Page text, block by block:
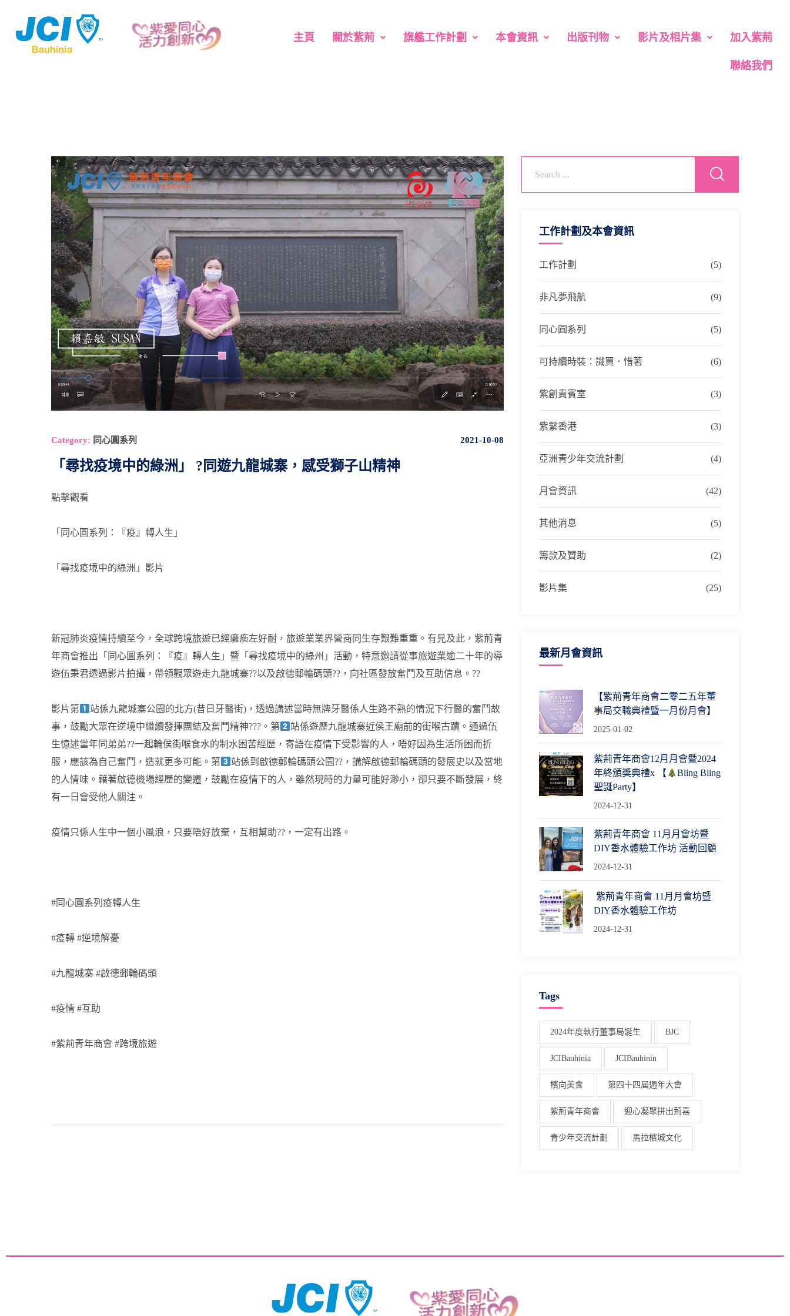
主頁 關於紫荊 旗艦工作計劃 本會資訊 出版刊物 影片及相片集 加入紫荊
聯絡我們
Category: 同心圓系列 2021-10-08
「尋找疫境中的綠洲」 ?同遊九龍城寨，感受獅子山精神
點擊觀看
「同心圓系列：『疫』轉人生」
「尋找疫境中的綠洲」影片
新冠肺炎疫情持續至今，全球跨境旅遊已經癱瘓左好耐，旅遊業業界營商同生存艱難重重。有見及此，紫荊青
年商會推出「同心圓系列：『疫』轉人生」暨「尋找疫境中的綠州」活動，特意邀請從事旅遊業逾二十年的導
遊伍秉君透過影片拍攝，帶領觀眾遊走九龍城寨??以及啟德郵輪碼頭?️?️，向社區發放奮鬥及互助信息。??
影片第
站係九龍城寨公園的北方(昔日牙醫街)，透過講述當時無牌牙醫係人生路不熟的情況下行醫的奮鬥故
事，鼓勵大眾在逆境中繼續發揮團結及奮鬥精神???。第
站係遊歷九龍城寨近侯王廟前的街喉古蹟。通過伍
生憶述當年同弟弟??一起輪侯街喉食水的制水困苦經歷，寄語在疫情下受影響的人，唔好因為生活所困而折
服，應該為自己奮鬥，造就更多可能。第
站係到啟德郵輪碼頭公園??，講解啟德郵輪碼頭的發展史以及當地
的人情味。藉著啟德機場經歷的變遷，鼓勵在疫情下的人，雖然現時的力量可能好渺小，卻只要不斷發展，終
有一日會受他人關注。
疫情只係人生中一個小風浪，只要唔好放棄，互相幫助??，一定有出路。
#同心圓系列疫轉人生
#疫轉 #逆境解憂
#九龍城寨 #啟德郵輪碼頭
#疫情 #互助
#紫荊青年商會 #跨境旅遊
工作計劃及本會資訊
工作計劃 (5)
非凡夢飛航 (9)
同心圓系列 (5)
可持續時裝：識買．惜著 (6)
紫創貴賓室 (3)
紫繫香港 (3)
亞洲青少年交流計劃 (4)
月會資訊 (42)
其他消息 (5)
籌款及贊助 (2)
影片集 (25)
最新月會資訊
【紫荊青年商會二零二五年董
事局交職典禮暨一月份月會】
2025-01-02
紫荊青年商會12月月會暨2024
年終頒獎典禮x 【
Bling Bling
聖誕Party】
2024-12-31
紫荊青年商會 11月月會坊暨
DIY香水體驗工作坊 活動回顧
2024-12-31
紫荊青年商會 11月月會坊暨
DIY香水體驗工作坊
2024-12-31
Tags
2024年度執行董事局誕生 BJC
JCIBauhinia JCIBauhinin
檳向美食 第四十四屆週年大會
紫荊青年商會 迎心凝聚拼出荊喜
青少年交流計劃 馬拉檳城文化